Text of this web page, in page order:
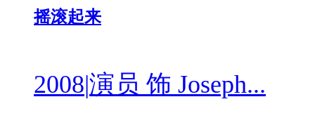
摇滚起来
2008|演员 饰 Joseph...